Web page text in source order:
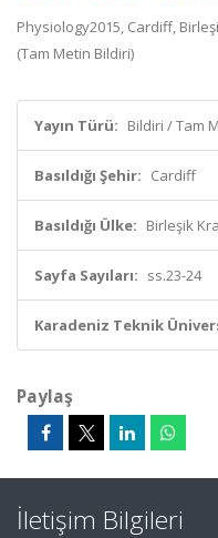
Physiology2015, Cardiff,
(Tam Metin Bildiri)
Yayın Türü: Bildiri / Tam
Basıldığı Şehir: Cardiff
Basıldığı Ülke: Birleşik
Sayfa Sayıları: ss.23-24
Karadeniz Teknik
Paylaş
İletişim Bilgileri